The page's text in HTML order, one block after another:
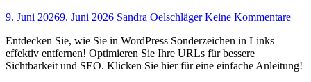
9. Juni 20269. Juni 2026 Sandra Oelschläger Keine Kommentare
Entdecken Sie, wie Sie in WordPress Sonderzeichen in Links
effektiv entfernen! Optimieren Sie Ihre URLs für bessere
Sichtbarkeit und SEO. Klicken Sie hier für eine einfache Anleitung!